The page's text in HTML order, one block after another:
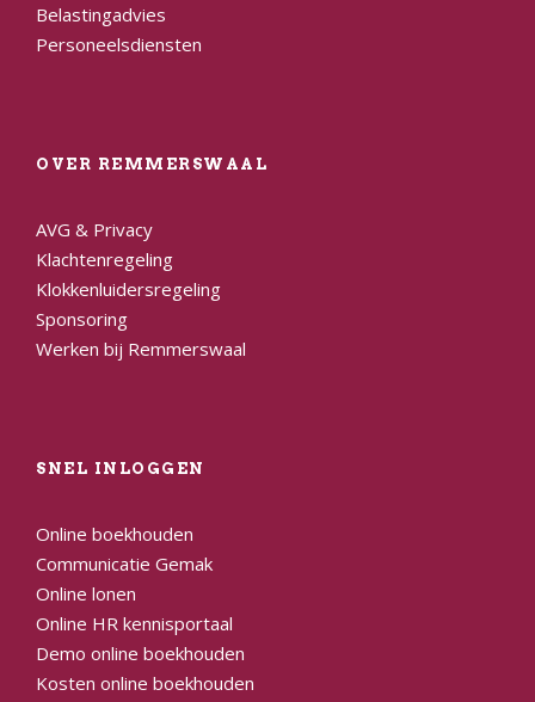
Belastingadvies
Personeelsdiensten
OVER REMMERSWAAL
AVG & Privacy
Klachtenregeling
Klokkenluidersregeling
Sponsoring
Werken bij Remmerswaal
SNEL INLOGGEN
Online boekhouden
Communicatie Gemak
Online lonen
Online HR kennisportaal
Demo online boekhouden
Kosten online boekhouden